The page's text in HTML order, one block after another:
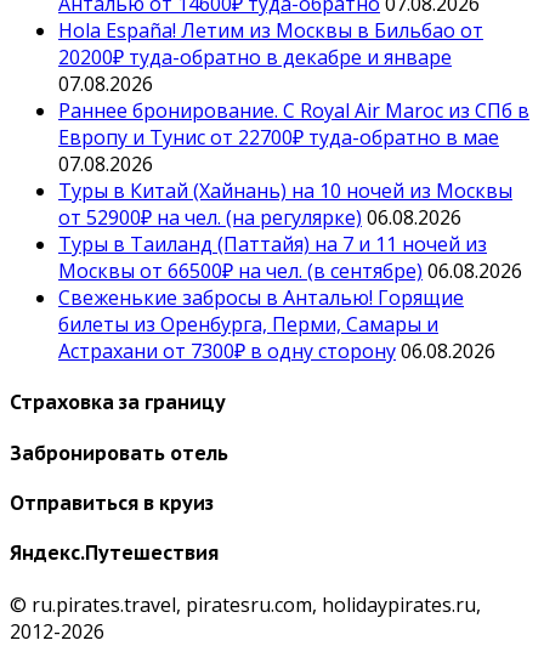
Hola España! Летим из Москвы в Бильбао от
20200₽ туда-обратно в декабре и январе
07.08.2026
Раннее бронирование. С Royal Air Maroc из СПб в
Европу и Тунис от 22700₽ туда-обратно в мае
07.08.2026
Туры в Китай (Хайнань) на 10 ночей из Москвы
от 52900₽ на чел. (на регулярке) 06.08.2026
Туры в Таиланд (Паттайя) на 7 и 11 ночей из
Москвы от 66500₽ на чел. (в сентябре) 06.08.2026
Свеженькие забросы в Анталью! Горящие
билеты из Оренбурга, Перми, Самары и
Астрахани от 7300₽ в одну сторону06.08.2026
Страховка за границу
Забронировать отель
Отправиться в круиз
Яндекс.Путешествия
© ru.pirates.travel, piratesru.com, holidaypirates.ru,
2012-2026